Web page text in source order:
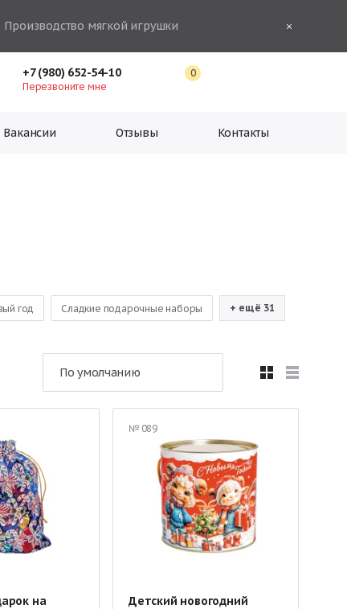
Производство мягкой игрушки
+7 (980) 652-54-10
Перезвоните мне
0
Вакансии Отзывы Контакты
год Сладкие подарочные наборы + ещё 31
Подарки в текстильной упаковке
Оригинальные сладкие подарки ребенку
Подарки 3 кг
По умолчанию
на
№ 089
Детский новогодний